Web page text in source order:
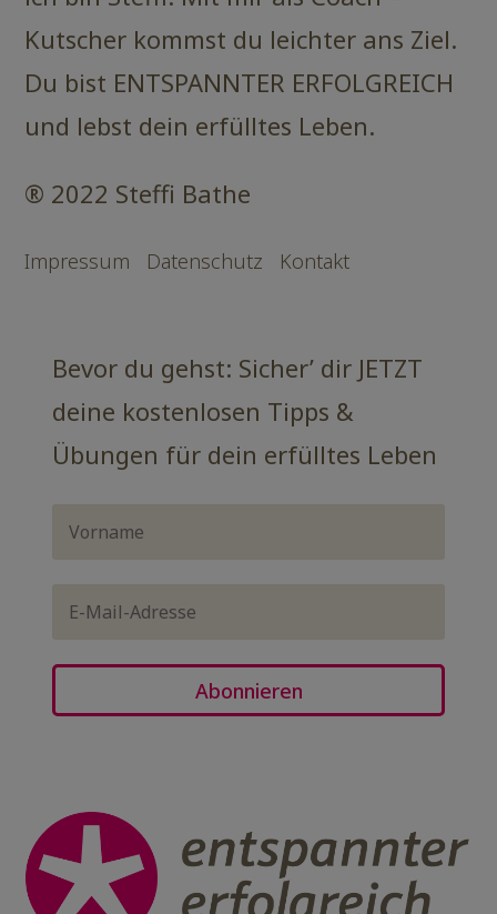
Kutscher kommst du leichter ans Ziel.
Du bist ENTSPANNTER ERFOLGREICH
und lebst dein erfülltes Leben.
® 2022 Steffi Bathe
Impressum Datenschutz Kontakt
Bevor du gehst: Sicher’ dir JETZT
deine kostenlosen Tipps &
Übungen für dein erfülltes Leben
Abonnieren